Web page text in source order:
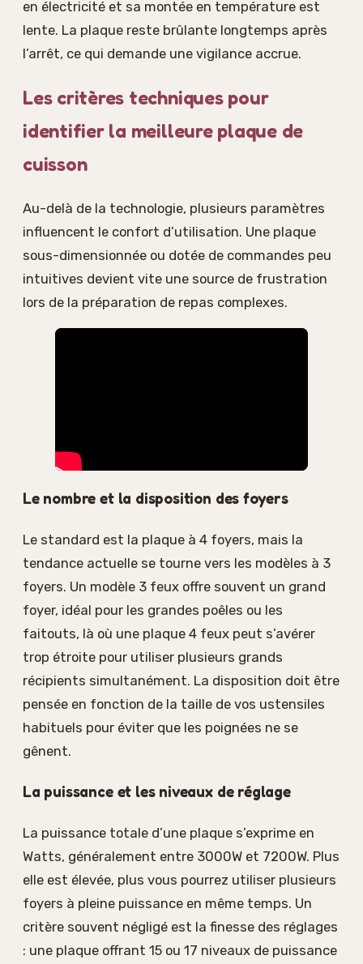
en électricité et sa montée en température est
lente. La plaque reste brûlante longtemps après
l’arrêt, ce qui demande une vigilance accrue.
Les critères techniques pour
identifier la meilleure plaque de
cuisson
Au-delà de la technologie, plusieurs paramètres
influencent le confort d’utilisation. Une plaque
sous-dimensionnée ou dotée de commandes peu
intuitives devient vite une source de frustration
lors de la préparation de repas complexes.
Le nombre et la disposition des foyers
Le standard est la plaque à 4 foyers, mais la
tendance actuelle se tourne vers les modèles à 3
foyers. Un modèle 3 feux offre souvent un grand
foyer, idéal pour les grandes poêles ou les
faitouts, là où une plaque 4 feux peut s’avérer
trop étroite pour utiliser plusieurs grands
récipients simultanément. La disposition doit être
pensée en fonction de la taille de vos ustensiles
habituels pour éviter que les poignées ne se
gênent.
La puissance et les niveaux de réglage
La puissance totale d’une plaque s’exprime en
Watts, généralement entre 3000W et 7200W. Plus
elle est élevée, plus vous pourrez utiliser plusieurs
foyers à pleine puissance en même temps. Un
critère souvent négligé est la finesse des réglages
: une plaque offrant 15 ou 17 niveaux de puissance